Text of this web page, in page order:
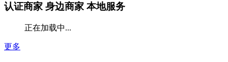
认证商家 身边商家 本地服务
正在加载中...
更多